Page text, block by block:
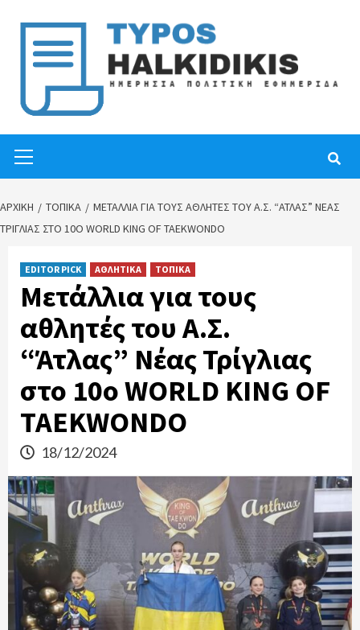
content
Menu
ΑΡΧΙΚΉ ΤΟΠΙΚΑ
ΜΕΤΆΛΛΙΑ ΓΙΑ ΤΟΥΣ ΑΘΛΗΤΈΣ ΤΟΥ Α.Σ. “ΆΤΛΑΣ” ΝΈΑΣ
ΤΡΊΓΛΙΑΣ ΣΤΟ 10Ο WORLD KING OF TAEKWONDO
EDITOR PICK ΑΘΛΗΤΙΚΑ ΤΟΠΙΚΑ
Μετάλλια για τους
αθλητές του Α.Σ.
“Άτλας” Νέας Τρίγλιας
στο 10ο WORLD KING OF
TAEKWONDO
18/12/2024